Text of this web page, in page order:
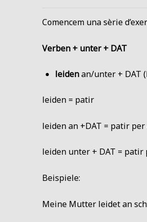
Comencem una sèrie
Verben + unter + DAT
leidenan/unter + DAT
leiden = patir
leiden an +DAT = patir
leiden unter + DAT = patir
Beispiele:
Meine Mutter leidet an